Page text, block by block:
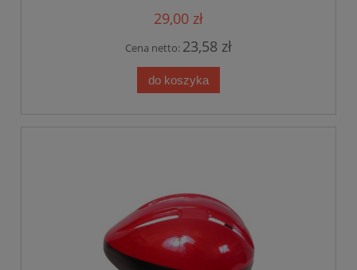
29,00 zł
Cena netto: 23,58 zł
do koszyka